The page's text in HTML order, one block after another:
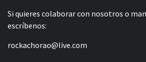
Si quieres colaborar con nosotros o
escríbenos:
rockachorao@live.com